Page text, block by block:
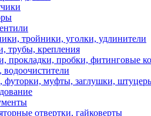
тройники, уголки, удлинители
трубы, крепления
прокладки, пробки, фитинговые
футорки, муфты, заглушки,
отвертки, гайковерты